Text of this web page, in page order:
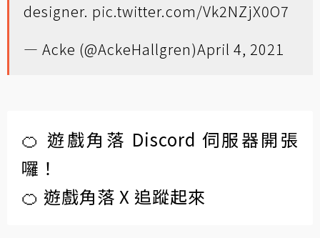
designer. pic.twitter.com/Vk2NZjX0O7
— Acke (@AckeHallgren)April 4, 2021
🍊 遊戲角落 Discord 伺服器開張
囉！
🍊 遊戲角落 X 追蹤起來